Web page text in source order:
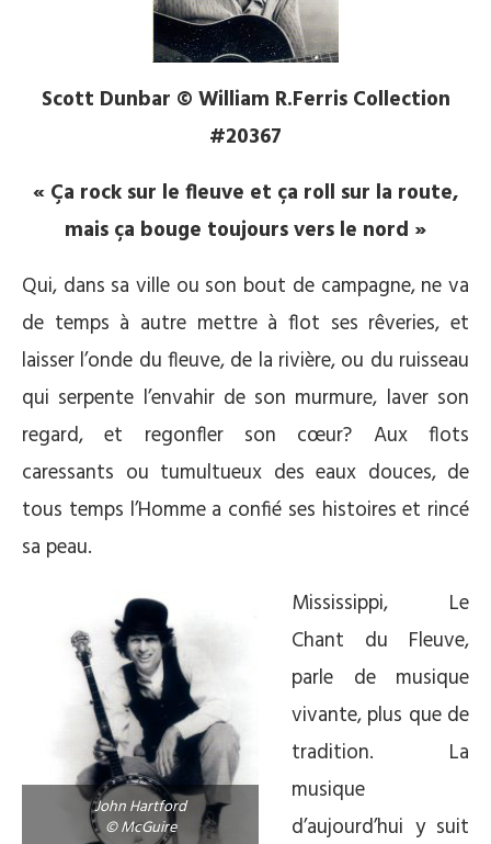
Scott Dunbar © William R.Ferris Collection
#20367
« Ça rock sur le fleuve et ça roll sur la route,
mais ça bouge toujours vers le nord »
Qui, dans sa ville ou son bout de campagne, ne va
de temps à autre mettre à flot ses rêveries, et
laisser l’onde du fleuve, de la rivière, ou du ruisseau
qui serpente l’envahir de son murmure, laver son
regard, et regonfler son cœur? Aux flots
caressants ou tumultueux des eaux douces, de
tous temps l’Homme a confié ses histoires et rincé
sa peau.
John Hartford
© McGuire
Mississippi, Le
Chant du Fleuve,
parle de musique
vivante, plus que de
tradition. La
musique
d’aujourd’hui y suit